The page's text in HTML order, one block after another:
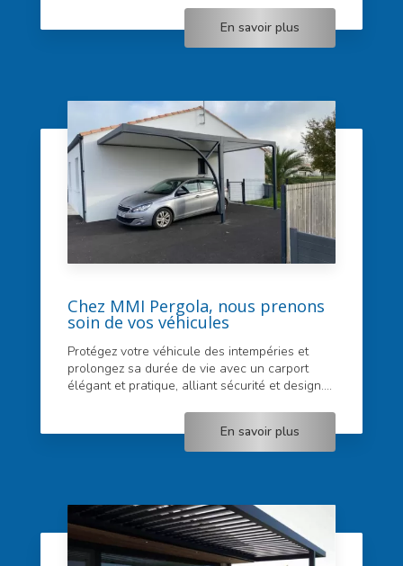
En savoir plus
Chez MMI Pergola, nous prenons
soin de vos véhicules
Protégez votre véhicule des intempéries et
prolongez sa durée de vie avec un carport
élégant et pratique, alliant sécurité et design....
En savoir plus